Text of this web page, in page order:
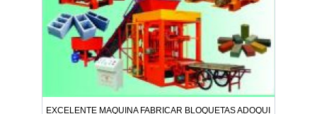
EXCELENTE MAQUINA FABRICAR BLOQUETAS ADOQUINES